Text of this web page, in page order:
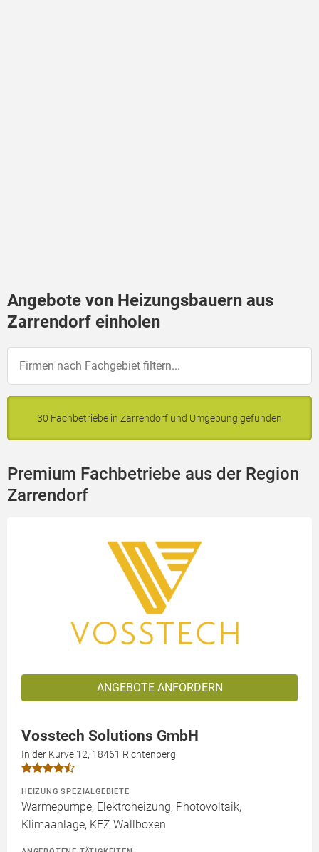
Angebote von Heizungsbauern aus
Zarrendorf einholen
30 Fachbetriebe in Zarrendorf und Umgebung gefunden
Premium Fachbetriebe aus der Region
Zarrendorf
ANGEBOTE ANFORDERN
Vosstech Solutions GmbH
In der Kurve 12, 18461 Richtenberg
HEIZUNG SPEZIALGEBIETE
Wärmepumpe, Elektroheizung, Photovoltaik,
Klimaanlage, KFZ Wallboxen